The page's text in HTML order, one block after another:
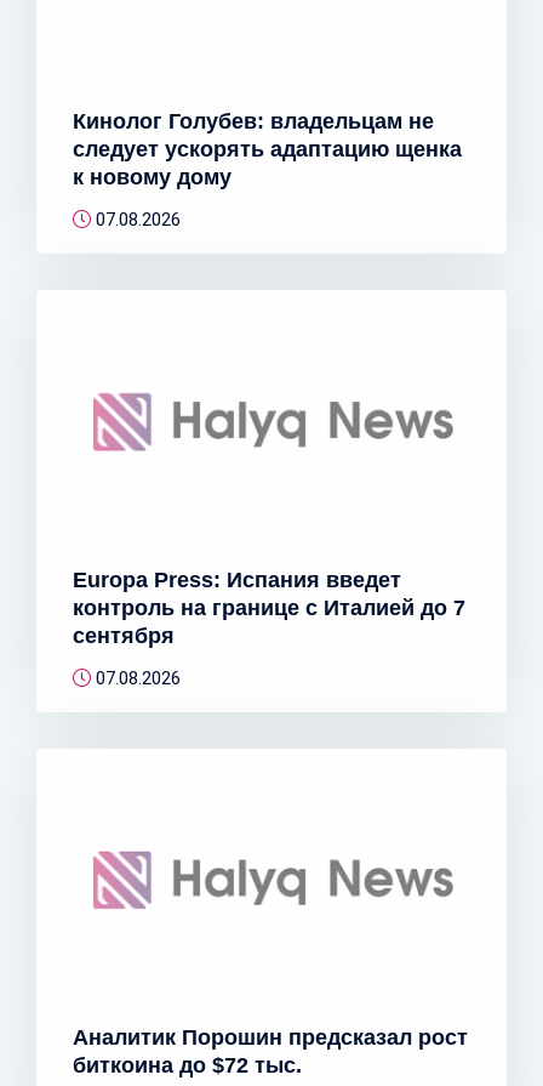
Кинолог Голубев: владельцам не
следует ускорять адаптацию щенка
к новому дому
07.08.2026
Europa Press: Испания введет
контроль на границе с Италией до 7
сентября
07.08.2026
Аналитик Порошин предсказал рост
биткоина до $72 тыс.